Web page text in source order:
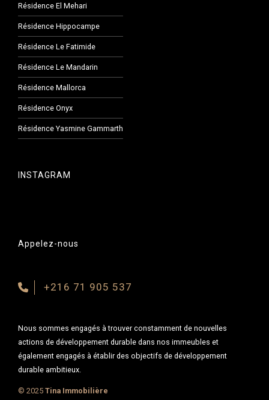
Résidence El Mehari
Résidence Hippocampe
Résidence Le Fatimide
Résidence Le Mandarin
Résidence Mallorca
Résidence Onyx
Résidence Yasmine Gammarth
INSTAGRAM
Appelez-nous
+216 71 905 537
Nous sommes engagés à trouver constamment de nouvelles
actions de développement durable dans nos immeubles et
également engagés à établir des objectifs de développement
durable ambitieux.
© 2025 Tina Immobilière